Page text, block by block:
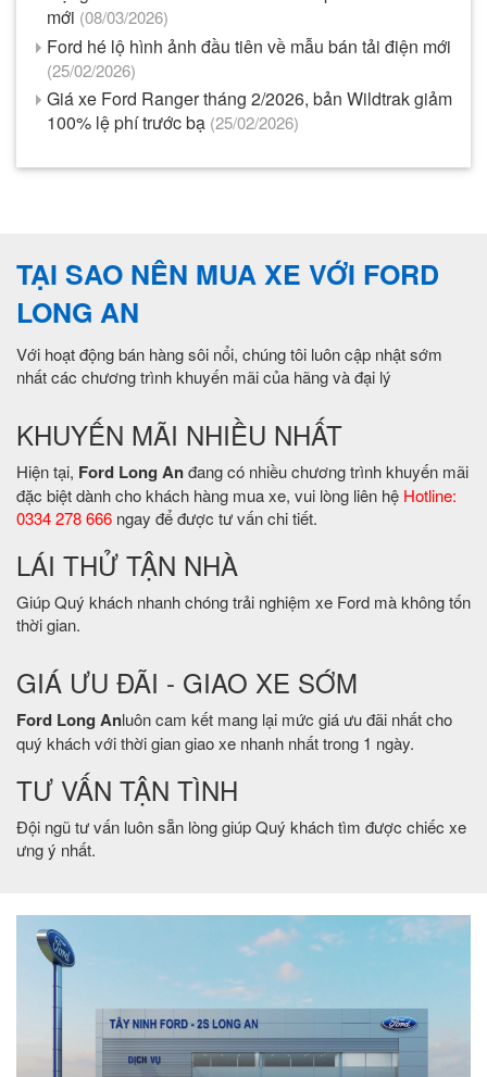
mới (08/03/2026)
Ford hé lộ hình ảnh đầu tiên về mẫu bán tải điện mới
(25/02/2026)
Giá xe Ford Ranger tháng 2/2026, bản Wildtrak giảm
100% lệ phí trước bạ (25/02/2026)
TẠI SAO NÊN MUA XE VỚI FORD
LONG AN
Với hoạt động bán hàng sôi nổi, chúng tôi luôn cập nhật sớm
nhất các chương trình khuyến mãi của hãng và đại lý
KHUYẾN MÃI NHIỀU NHẤT
Hiện tại, Ford Long Anđang có nhiều chương trình khuyến mãi
đặc biệt dành cho khách hàng mua xe, vui lòng liên hệ Hotline:
0334 278 666 ngay để được tư vấn chi tiết.
LÁI THỬ TẬN NHÀ
Giúp Quý khách nhanh chóng trải nghiệm xe Ford mà không tốn
thời gian.
GIÁ ƯU ĐÃI - GIAO XE SỚM
Ford Long Anluôn cam kết mang lại mức giá ưu đãi nhất cho
quý khách với thời gian giao xe nhanh nhất trong 1 ngày.
TƯ VẤN TẬN TÌNH
Đội ngũ tư vấn luôn sẵn lòng giúp Quý khách tìm được chiếc xe
ưng ý nhất.